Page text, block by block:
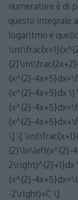
numeratore è di
questo integrale
logaritmo e
{x^{2}-
{x^{2}-4x+5}dx
{x^{2}-
{x^{2}-
\] \[
{2}\ln\left(x^{2}-
{x^{2}-
-2\right)+C \]